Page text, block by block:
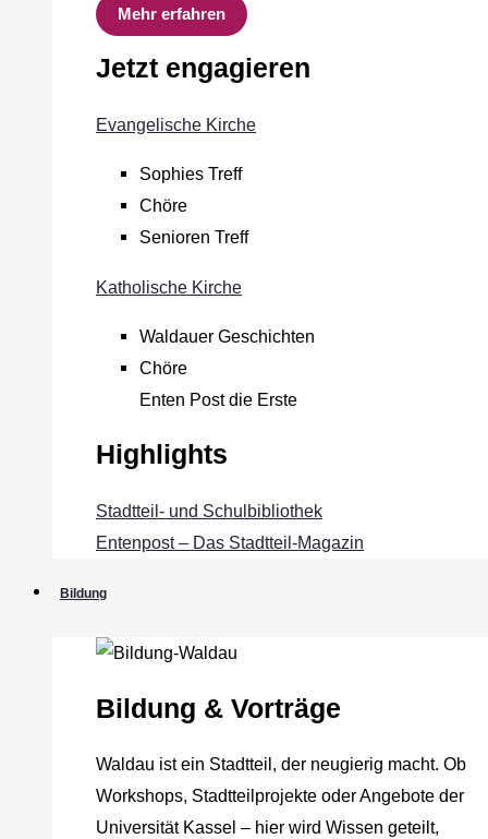
Mehr erfahren
Jetzt engagieren
Evangelische Kirche
Sophies Treff
Chöre
Senioren Treff
Katholische Kirche
Waldauer Geschichten
Chöre
Enten Post die Erste
Highlights
Stadtteil- und Schulbibliothek
Entenpost – Das Stadtteil-Magazin
Bildung
Bildung & Vorträge
Waldau ist ein Stadtteil, der neugierig macht. Ob
Workshops, Stadtteilprojekte oder Angebote der
Universität Kassel – hier wird Wissen geteilt,